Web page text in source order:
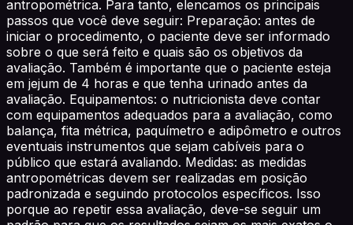
antropométrica. Para tanto, elencamos os principais
passos que você deve seguir: Preparação: antes de
iniciar o procedimento, o paciente deve ser informado
sobre o que será feito e quais são os objetivos da
avaliação. Também é importante que o paciente esteja
em jejum de 4 horas e que tenha urinado antes da
avaliação. Equipamentos: o nutricionista deve contar
com equipamentos adequados para a avaliação, como
balança, fita métrica, paquímetro e adipômetro e outros
eventuais instrumentos que sejam cabíveis para o
público que estará avaliando. Medidas: as medidas
antropométricas devem ser realizadas em posição
padronizada e seguindo protocolos específicos. Isso
porque ao repetir essa avaliação, deve-se seguir um